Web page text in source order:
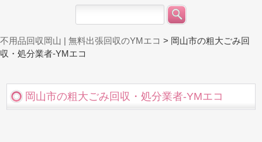
不用品回収岡山 | 無料出張回収のYMエコ > 岡山市の粗大ごみ回
収・処分業者-YMエコ
岡山市の粗大ごみ回収・処分業者-YMエコ